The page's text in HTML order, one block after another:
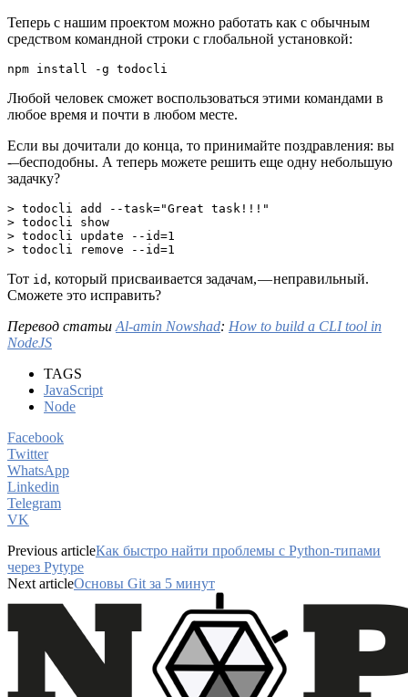
Теперь с нашим проектом можно работать как с обычным
средством командной строки с глобальной установкой:
npm install -g todocli
Любой человек сможет воспользоваться этими командами в
любое время и почти в любом месте.
Если вы дочитали до конца, то принимайте поздравления: вы
-–бесподобны. А теперь можете решить еще одну небольшую
задачку?
> todocli add --task="Great task!!!"
> todocli show
> todocli update --id=1
> todocli remove --id=1
Тот id , который присваивается задачам, — неправильный.
Сможете это исправить?
Перевод статьи Al-amin Nowshad: How to build a CLI tool in
NodeJS
TAGS
JavaScript
Node
Facebook
Twitter
WhatsApp
Linkedin
Telegram
VK
Previous articleКак быстро найти проблемы с Python-типами
через Pytype
Next articleОсновы Git за 5 минут